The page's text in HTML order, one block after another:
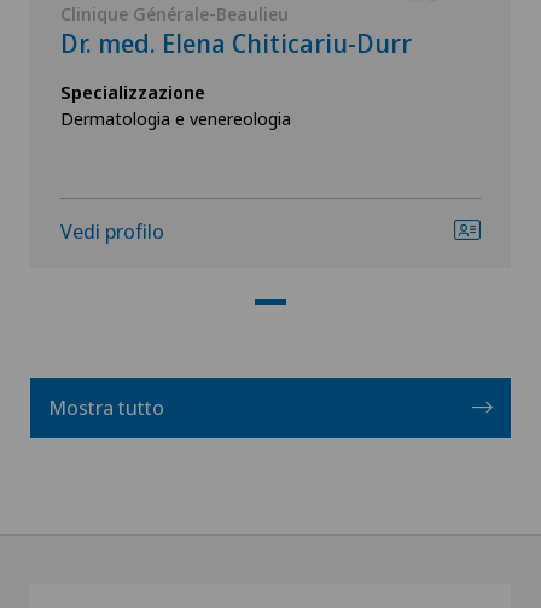
Clinique Générale-Beaulieu
Dr. med. Elena Chiticariu-Durr
Specializzazione
Dermatologia e venereologia
Vedi profilo
Mostra tutto